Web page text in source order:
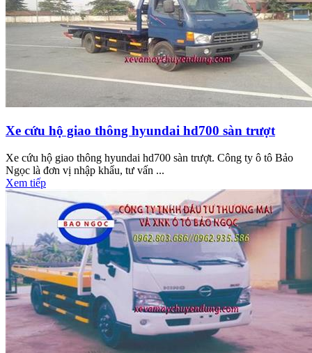
Xe cứu hộ giao thông hyundai hd700 sàn trượt
Xe cứu hộ giao thông hyundai hd700 sàn trượt. Công ty ô tô Bảo
Ngọc là đơn vị nhập khẩu, tư vấn ...
Xem tiếp